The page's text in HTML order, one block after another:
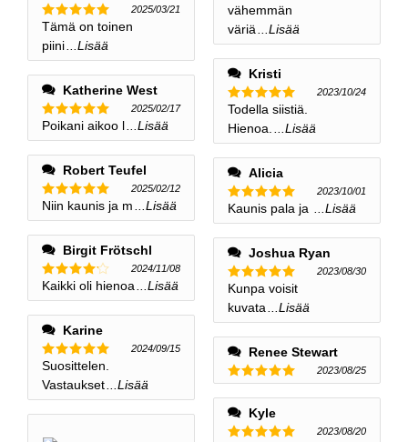
Nimellinen
ulos 5
2025/03/21
Tämä on toinen
piini
...Lisää
Katherine West
Nimellinen
5ulos 5
2025/02/17
Poikani aikoo l ...Lisää
Robert Teufel
Nimellinen
5ulos 5
2025/02/12
Niin kaunis ja m ...Lisää
Birgit Frötschl
Nimellinen
4ulos 5
2024/11/08
Kaikki oli hienoa ...Lisää
Karine
Nimellinen
5ulos 5
2024/09/15
Suosittelen.
Vastaukset
...Lisää
ulos 5
vähemmän
väriä
...Lisää
Kristi
Nimellinen
5ulos 5
2023/10/24
Todella siistiä.
Hienoa.
...Lisää
Alicia
Nimellinen
5ulos 5
2023/10/01
Kaunis pala ja ...Lisää
Joshua Ryan
Nimellinen
5
ulos 5
2023/08/30
Kunpa voisit
kuvata
...Lisää
Renee Stewart
5ulos 5
2023/08/25
Kyle
2023/08/20